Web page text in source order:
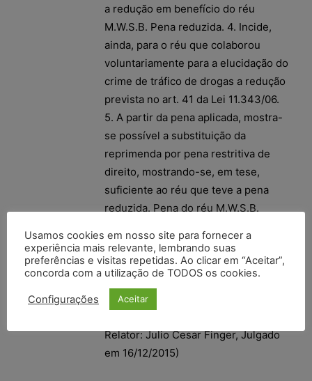
a redução em benefício do réu
M.W.S.B. Pena reduzida. 4. Incide,
ainda, para o réu que colaborou
voluntariamente para a elucidação do
crime de tráfico de drogas a redução
prevista no art. 41 da Lei 11.343/06.
5. A partir da pena aplicada, mostra-
se possível a substituição da
reprimenda por pena restritiva de
direito, mostrando-se, em tese,
suficiente ao réu que teve a pena
reduzida. Pena do réu M.W.S.B.
E.S.D. NÃO PROVIDA. APELAÇÃO DO
RÉU M.W.S.B. PARCIALMENTE
PROVIDA. (Apelação Crime Nº
70061911111, Primeira Câmara
Relator: Julio Cesar Finger, Julgado
em 16/12/2015)
Usamos cookies em nosso site para fornecer a
experiência mais relevante, lembrando suas
preferências e visitas repetidas. Ao clicar em “Aceitar”,
concorda com a utilização de TODOS os cookies.
Configurações Aceitar